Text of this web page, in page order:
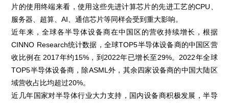
片的使用终端来看，使用这些先进计算芯片的先进工艺的CPU、
服务器、超算、AI、通信芯片等同样会受到重大影响。
近年来，全球各半导体设备商在中国区的营收持续增长，根据
CINNO Research统计数据，全球TOP5半导体设备商的中国区营
收比例在 2017年约15%，到2022年已增长至29%。2022年全球
TOP5半导体设备商，除ASML外，其余四家设备商的中国大陆区
域营收占比均超过20%。
近几年国家对半导体行业大力支持，国内设备商积极发展，半导